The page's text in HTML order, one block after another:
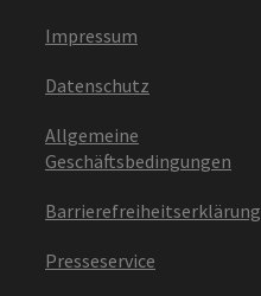
Impressum
Datenschutz
Allgemeine
Geschäftsbedingungen
Barrierefreiheitserklärung
Presseservice